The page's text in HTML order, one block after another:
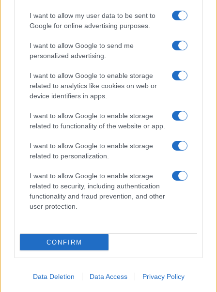
I want to allow my user data to be sent to
Google for online advertising purposes.
I want to allow Google to send me
personalized advertising.
I want to allow Google to enable storage
related to analytics like cookies on web or
device identifiers in apps.
I want to allow Google to enable storage
related to functionality of the website or app.
I want to allow Google to enable storage
related to personalization.
I want to allow Google to enable storage
related to security, including authentication
functionality and fraud prevention, and other
user protection.
CONFIRM
Data Deletion Data Access Privacy Policy